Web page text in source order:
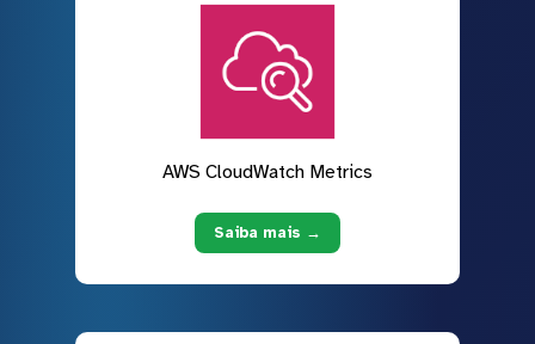
AWS CloudWatch Metrics
Saiba mais →